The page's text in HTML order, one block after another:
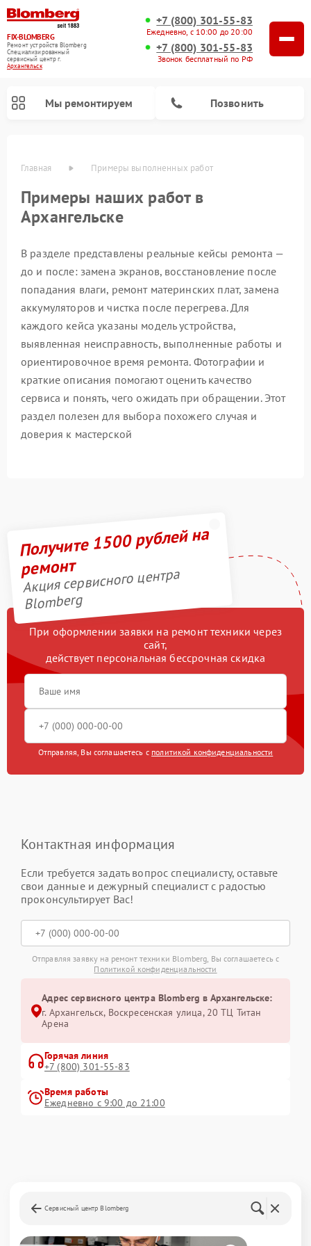
FIX-BLOMBERG
Ремонт устройств Blomberg
Специализированный
cервисный центр г.
Архангельск
+7 (800) 301-55-83
Ежедневно, с 10:00 до 20:00
+7 (800) 301-55-83
Звонок бесплатный по РФ
Мы ремонтируем Позвонить
Главная Примеры выполненных работ
Примеры наших работ в
Архангельске
В разделе представлены реальные кейсы ремонта —
до и после: замена экранов, восстановление после
попадания влаги, ремонт материнских плат, замена
аккумуляторов и чистка после перегрева. Для
каждого кейса указаны модель устройства,
выявленная неисправность, выполненные работы и
ориентировочное время ремонта. Фотографии и
краткие описания помогают оценить качество
сервиса и понять, чего ожидать при обращении. Этот
раздел полезен для выбора похожего случая и
доверия к мастерской
Получите 1500 рублей на
ремонт
Акция сервисного центра
Blomberg
При оформлении заявки на ремонт техники через
сайт,
действует персональная бессрочная скидка
Отправляя, Вы соглашаетесь с политикой конфиденциальности
Контактная информация
Если требуется задать вопрос специалисту, оставьте
свои данные и дежурный специалист с радостью
проконсультирует Вас!
Отправляя заявку на ремонт техники Blomberg, Вы соглашаетесь с
Политикой конфиденциальности
Адрес сервисного центра Blomberg в Архангельске:
г. Архангельск, Воскресенская улица, 20 ТЦ Титан
Арена
Горячая линия
+7 (800) 301-55-83
Время работы
Ежедневно с 9:00 до 21:00
Сервисный центр Blomberg